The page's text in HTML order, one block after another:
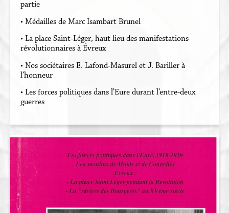
partie
• Médailles de Marc Isambart Brunel
• La place Saint-Léger, haut lieu des manifestations
révolutionnaires à Évreux
• Nos sociétaires E. Lafond-Masurel et J. Bariller à
l’honneur
• Les forces politiques dans l’Eure durant l’entre-deux
guerres